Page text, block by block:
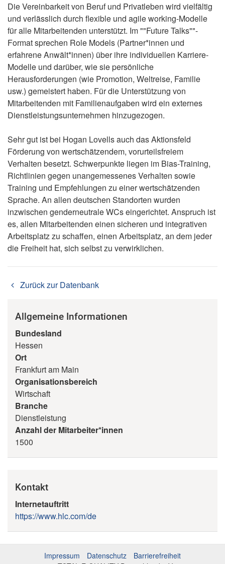
Die Vereinbarkeit von Beruf und Privatleben wird vielfältig
und verlässlich durch flexible und agile working-Modelle
für alle Mitarbeitenden unterstützt. Im ""Future Talks""-
Format sprechen Role Models (Partner*innen und
erfahrene Anwält*innen) über ihre individuellen Karriere-
Modelle und darüber, wie sie persönliche
Herausforderungen (wie Promotion, Weltreise, Familie
usw.) gemeistert haben. Für die Unterstützung von
Mitarbeitenden mit Familienaufgaben wird ein externes
Dienstleistungsunternehmen hinzugezogen.
Sehr gut ist bei Hogan Lovells auch das Aktionsfeld
Förderung von wertschätzendem, vorurteilsfreiem
Verhalten besetzt. Schwerpunkte liegen im Bias-Training,
Richtlinien gegen unangemessenes Verhalten sowie
Training und Empfehlungen zu einer wertschätzenden
Sprache. An allen deutschen Standorten wurden
inzwischen genderneutrale WCs eingerichtet. Anspruch ist
es, allen Mitarbeitenden einen sicheren und integrativen
Arbeitsplatz zu schaffen, einen Arbeitsplatz, an dem jeder
die Freiheit hat, sich selbst zu verwirklichen.
Zurück zur Datenbank
Allgemeine Informationen
Bundesland
Hessen
Ort
Frankfurt am Main
Organisationsbereich
Wirtschaft
Branche
Dienstleistung
Anzahl der Mitarbeiter*innen
1500
Kontakt
Internetauftritt
https://www.hlc.com/de
Impressum Datenschutz
Barrierefreiheit